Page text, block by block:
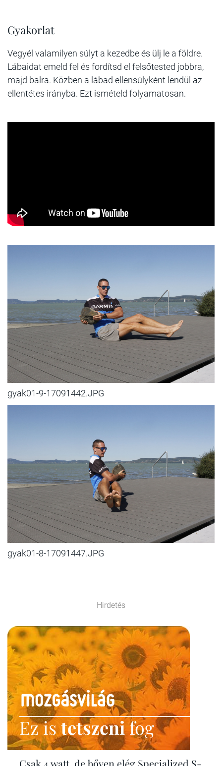
Gyakorlat
Vegyél valamilyen súlyt a kezedbe és ülj le a földre.
Lábaidat emeld fel és fordítsd el felsőtested jobbra,
majd balra. Közben a lábad ellensúlyként lendül az
ellentétes irányba. Ezt ismételd folyamatosan.
gyak01-9-17091442.JPG
gyak01-8-17091447.JPG
Hirdetés
Ez istetszenifog
Csak 4 watt, de bőven elég Specialized S-